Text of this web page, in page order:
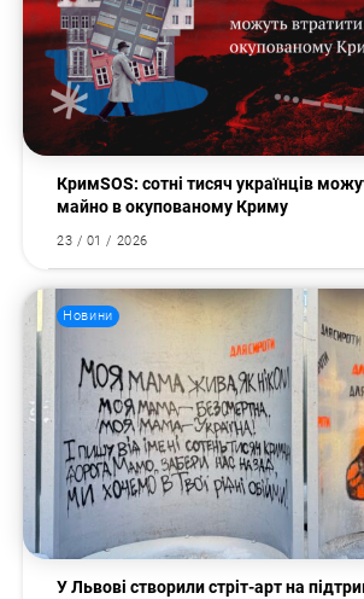
Пошук за запитом:
КримSOS: сотні тисяч українців
майно в окупованому Криму
23 / 01 / 2026
Новини
У Львові створили стріт-арт на